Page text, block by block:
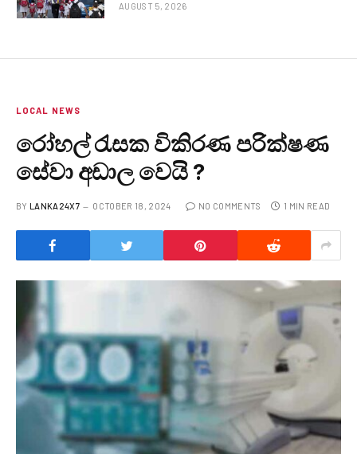
AUGUST 5, 2026
LOCAL NEWS
රෝහල් රැසක විකිරණ පරික්ෂණ
සේවා අඩාල වෙයි ?
BY LANKA24X7 OCTOBER 18, 2024 NO COMMENTS 1 MIN READ